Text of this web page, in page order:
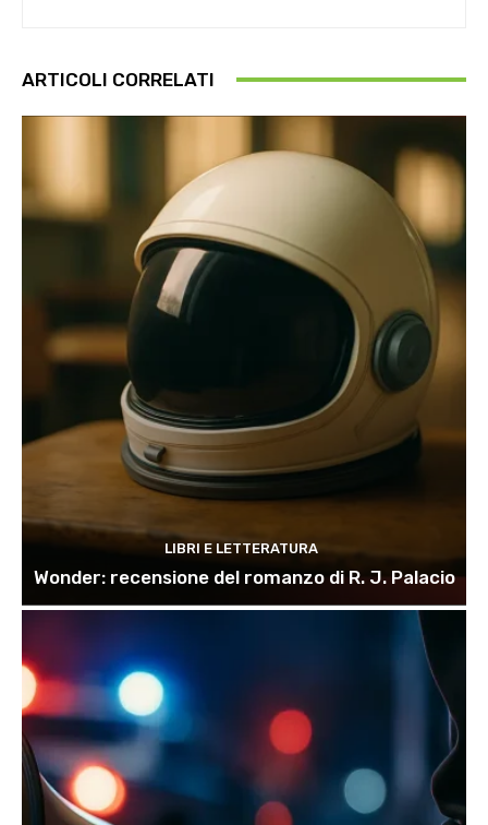
ARTICOLI CORRELATI
LIBRI E LETTERATURA
Wonder: recensione del romanzo di R. J. Palacio